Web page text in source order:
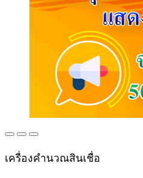
เครื่องคำนวณสินเชื่อ